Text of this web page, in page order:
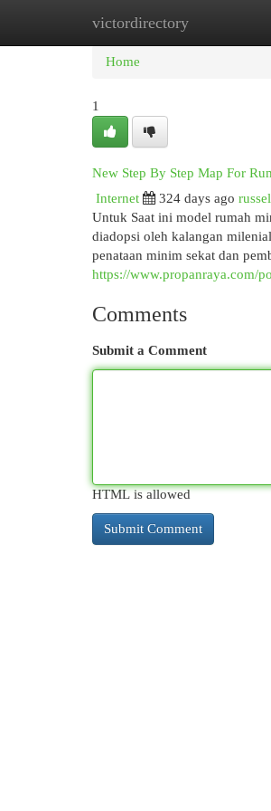
victordirectory
Home New Site Listings
Home
1
New Step By Step Map For
Internet
324 days ago
Untuk Saat ini model rumah
diadopsi oleh kalangan
penataan minim sekat dan
https://www.propanraya.com/
Comments
Submit a Comment
HTML is allowed